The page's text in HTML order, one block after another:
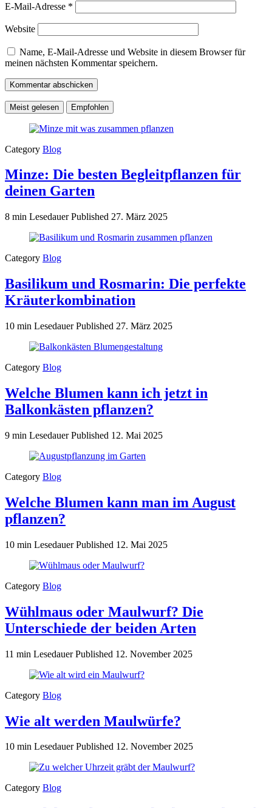
E-Mail-Adresse *
Website
Name, E-Mail-Adresse und Website in diesem Browser für
meinen nächsten Kommentar speichern.
Meist gelesen Empfohlen
Category Blog
Minze: Die besten Begleitpflanzen für
deinen Garten
8 min LesedauerPublished 27. März 2025
Category Blog
Basilikum und Rosmarin: Die perfekte
Kräuterkombination
10 min LesedauerPublished 27. März 2025
Category Blog
Welche Blumen kann ich jetzt in
Balkonkästen pflanzen?
9 min LesedauerPublished 12. Mai 2025
Category Blog
Welche Blumen kann man im August
pflanzen?
10 min LesedauerPublished 12. Mai 2025
Category Blog
Wühlmaus oder Maulwurf? Die
Unterschiede der beiden Arten
11 min LesedauerPublished 12. November 2025
Category Blog
Wie alt werden Maulwürfe?
10 min LesedauerPublished 12. November 2025
Category Blog